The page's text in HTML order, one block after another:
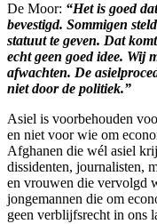
De Moor: “Het is goed
bevestigd. Sommigen
statuut te geven. Dat
echt geen goed idee. Wij
afwachten. De
niet door de politiek.”
Asiel is voorbehouden
en niet voor wie om
Afghanen die wél asiel
dissidenten, journalisten,
en vrouwen die vervolgd
jongemannen die om
geen verblijfsrecht in ons